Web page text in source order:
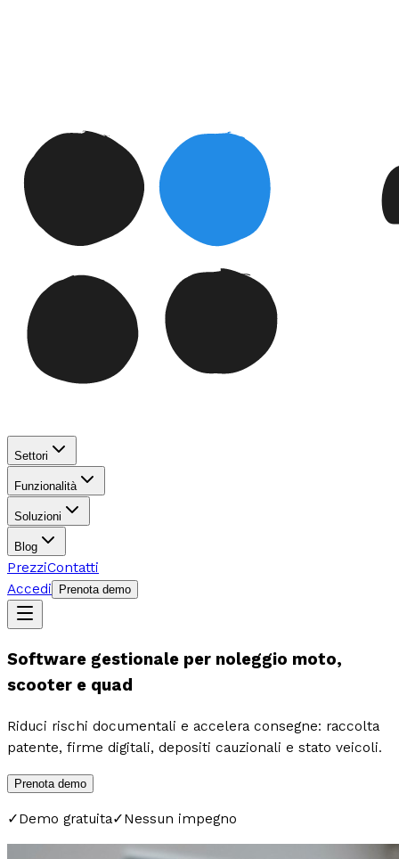
Settori
Funzionalità
Soluzioni
Blog
PrezziContatti
Accedi
Prenota demo
Software gestionale per noleggio moto,
scooter e quad
Riduci rischi documentali e accelera consegne: raccolta
patente, firme digitali, depositi cauzionali e stato veicoli.
Prenota demo
✓Demo gratuita✓Nessun impegno